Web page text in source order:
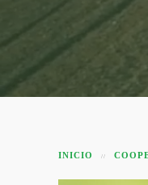
INICIO